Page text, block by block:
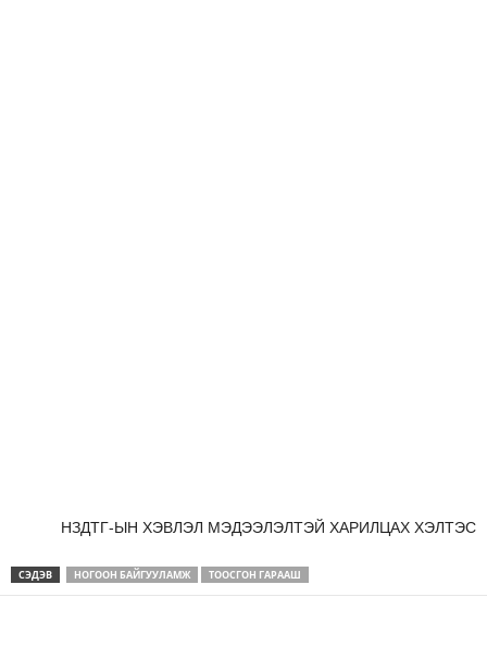
НЗДТГ-ЫН ХЭВЛЭЛ МЭДЭЭЛЭЛТЭЙ ХАРИЛЦАХ ХЭЛТЭС
СЭДЭВ НОГООН БАЙГУУЛАМЖ ТООСГОН ГАРААШ